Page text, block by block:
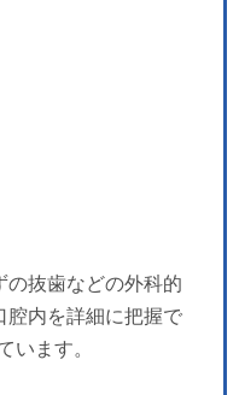
の抜歯などの外科的
腔内を詳細に把握で
います。